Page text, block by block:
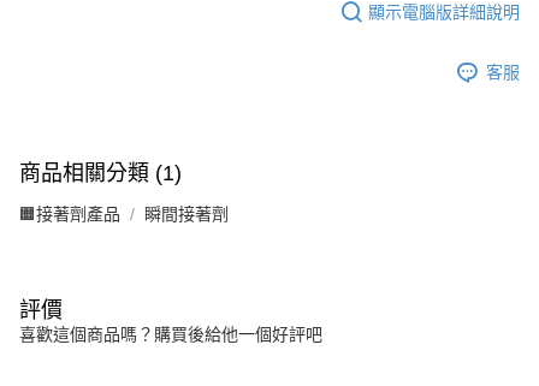
顯示電腦版詳細說明
客服
商品相關分類 (1)
🟧接著劑產品 瞬間接著劑
評價
喜歡這個商品嗎？購買後給他一個好評吧